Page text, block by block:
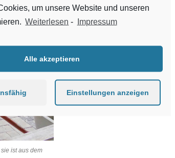
ist aus dem
um unsere Website und unseren
Weiterlesen - Impressum
Alle akzeptieren
Einstellungen anzeigen